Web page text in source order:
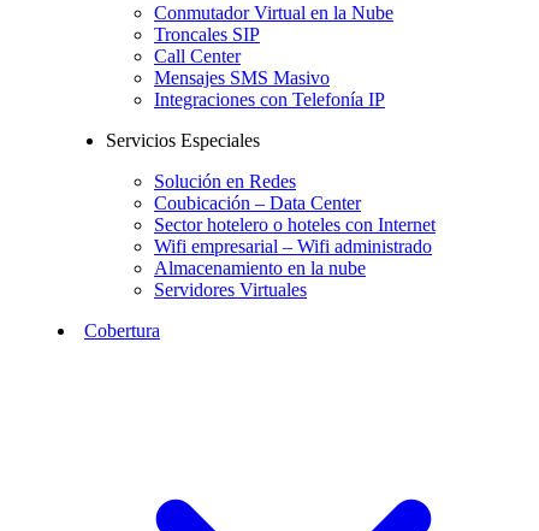
Conmutador Virtual en la Nube
Troncales SIP
Call Center
Mensajes SMS Masivo
Integraciones con Telefonía IP
Servicios Especiales
Solución en Redes
Coubicación – Data Center
Sector hotelero o hoteles con Internet
Wifi empresarial – Wifi administrado
Almacenamiento en la nube
Servidores Virtuales
Cobertura